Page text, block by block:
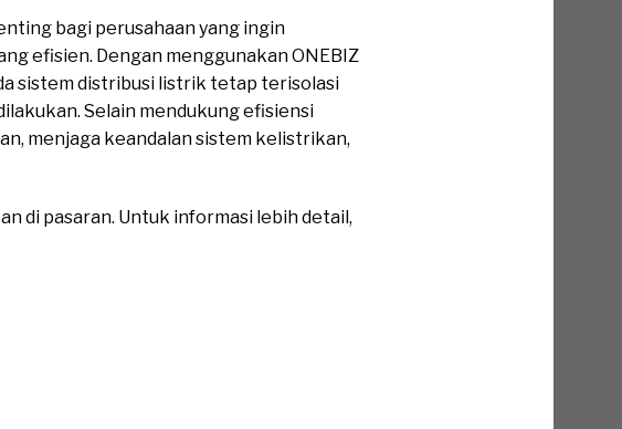
bagi perusahaan yang ingin
efisien. Dengan menggunakan ONEBIZ
sistem distribusi listrik tetap terisolasi
Selain mendukung efisiensi
menjaga keandalan sistem kelistrikan,
di pasaran. Untuk informasi lebih detail,